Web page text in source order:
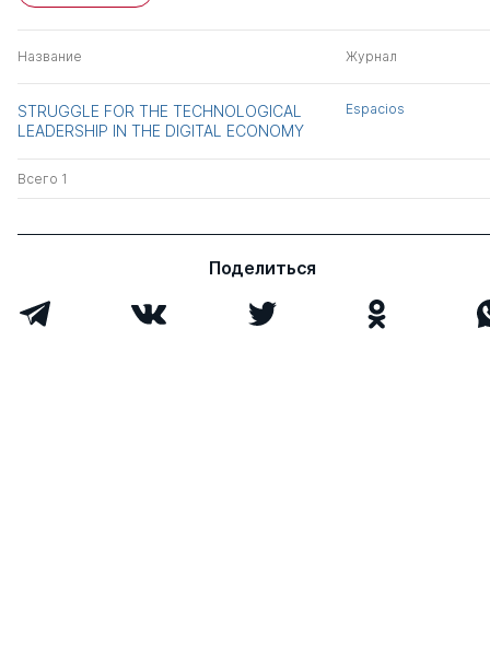
Название Журнал
STRUGGLE FOR THE TECHNOLOGICAL
LEADERSHIP IN THE DIGITAL ECONOMY
Espacios
Всего 1
Поделиться